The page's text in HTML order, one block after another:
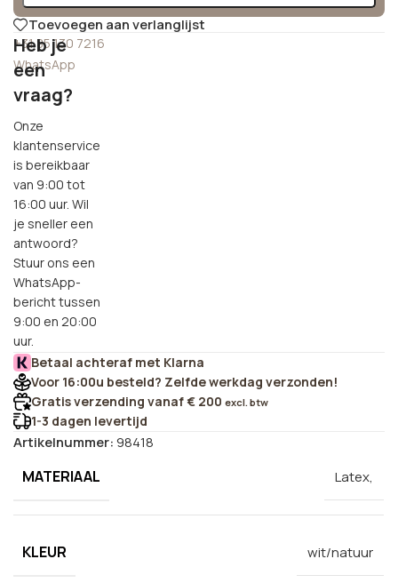
Toevoegen aan verlanglijst
+31 85 130 7216
WhatsApp
Heb je
een
vraag?
Onze
klantenservice
is bereikbaar
van 9:00 tot
16:00 uur. Wil
je sneller een
antwoord?
Stuur ons een
WhatsApp-
bericht tussen
9:00 en 20:00
uur.
Betaal achteraf met Klarna
Voor 16:00u besteld? Zelfde werkdag verzonden!
Gratis verzending vanaf € 200 excl. btw
1-3 dagen levertijd
Artikelnummer: 98418
MATERIAAL Latex,
KLEUR wit/natuur